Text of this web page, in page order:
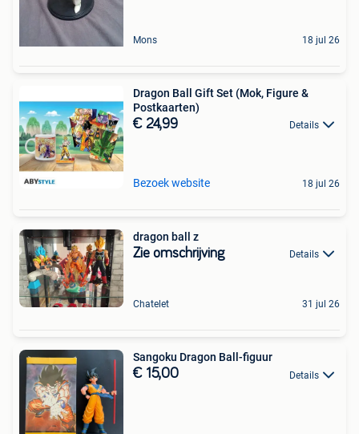
Mons 18 jul 26
Dragon Ball Gift Set (Mok, Figure &
Postkaarten)
€ 24,99 Details
Bezoek website 18 jul 26
dragon ball z
Zie omschrijving Details
Chatelet 31 jul 26
Sangoku Dragon Ball-figuur
€ 15,00 Details